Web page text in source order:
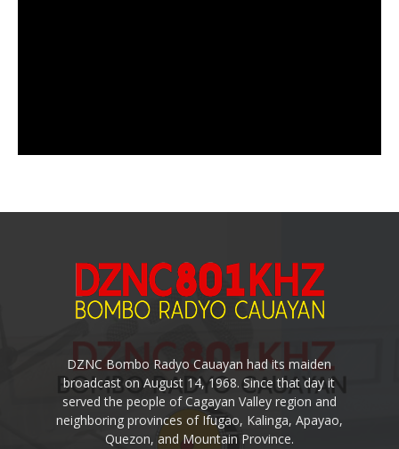
DZNC Bombo Radyo Cauayan had its maiden
broadcast on August 14, 1968. Since that day it
served the people of Cagayan Valley region and
neighboring provinces of Ifugao, Kalinga, Apayao,
Quezon, and Mountain Province.